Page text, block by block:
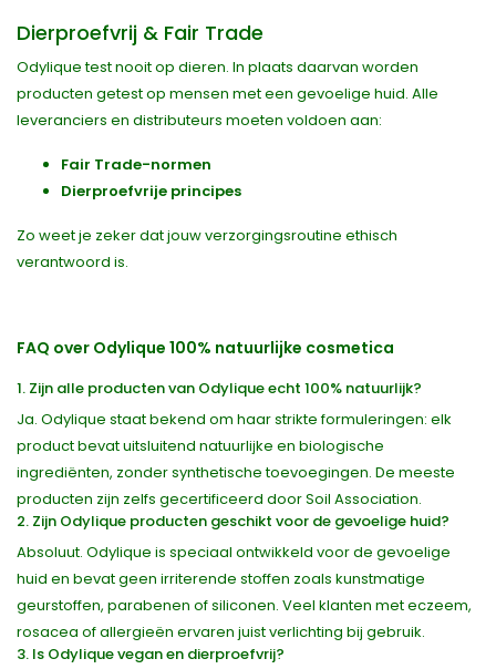
Dierproefvrij & Fair Trade
Odylique test nooit op dieren. In plaats daarvan worden
producten getest op mensen met een gevoelige huid. Alle
leveranciers en distributeurs moeten voldoen aan:
Fair Trade-normen
Dierproefvrije principes
Zo weet je zeker dat jouw verzorgingsroutine ethisch
verantwoord is.
FAQ over Odylique 100% natuurlijke cosmetica
1. Zijn alle producten van Odylique echt 100% natuurlijk?
Ja. Odylique staat bekend om haar strikte formuleringen: elk
product bevat uitsluitend natuurlijke en biologische
ingrediënten, zonder synthetische toevoegingen. De meeste
producten zijn zelfs gecertificeerd door Soil Association.
2. Zijn Odylique producten geschikt voor de gevoelige huid?
Absoluut. Odylique is speciaal ontwikkeld voor de gevoelige
huid en bevat geen irriterende stoffen zoals kunstmatige
geurstoffen, parabenen of siliconen. Veel klanten met eczeem,
rosacea of allergieën ervaren juist verlichting bij gebruik.
3. Is Odylique vegan en dierproefvrij?